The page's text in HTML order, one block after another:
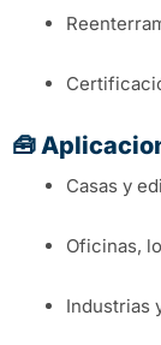
🧰
Casas y
Oficinas,
Industrias